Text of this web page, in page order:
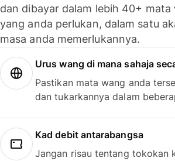
dan dibayar dalam lebih 40+ mata
yang anda perlukan, dalam satu
masa anda memerlukannya.
Urus wang di mana sahaja
Pastikan mata wang anda
dan tukarkannya dalam
Kad debit antarabangsa
Jangan risau tentang tokokan